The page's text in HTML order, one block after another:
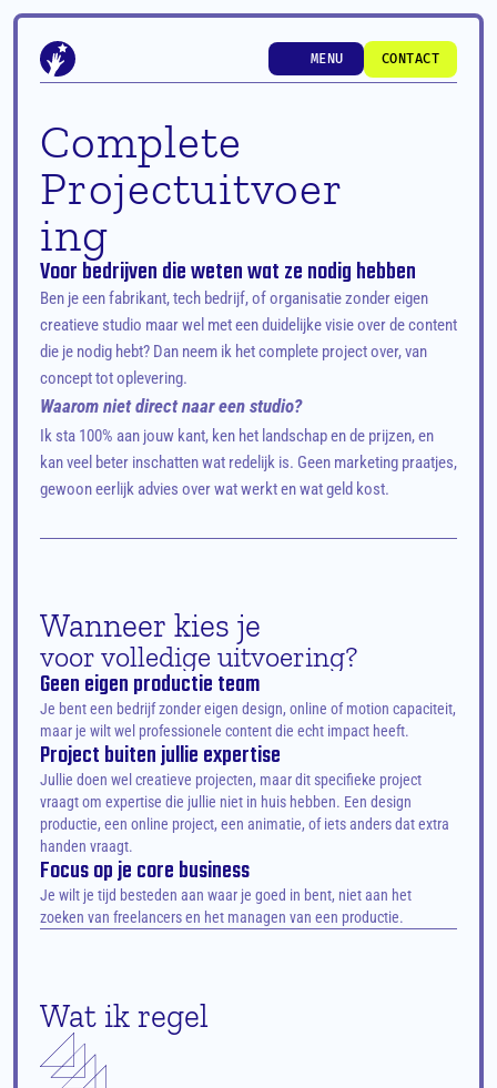
MENU
MENU
CONTACT
Complete
Projectuitvoer
ing
Voor bedrijven die weten wat ze nodig hebben
Ben je een fabrikant, tech bedrijf, of organisatie zonder eigen
creatieve studio maar wel met een duidelijke visie over de content
die je nodig hebt? Dan neem ik het complete project over, van
concept tot oplevering.
Waarom niet direct naar een studio?
Ik sta 100% aan jouw kant, ken het landschap en de prijzen, en
kan veel beter inschatten wat redelijk is. Geen marketing praatjes,
gewoon eerlijk advies over wat werkt en wat geld kost.
Wanneer kies je
voor volledige uitvoering?
Geen eigen productie team
Je bent een bedrijf zonder eigen design, online of motion capaciteit,
maar je wilt wel professionele content die echt impact heeft.
Project buiten jullie expertise
Jullie doen wel creatieve projecten, maar dit specifieke project
vraagt om expertise die jullie niet in huis hebben. Een design
productie, een online project, een animatie, of iets anders dat extra
handen vraagt.
Focus op je core business
Je wilt je tijd besteden aan waar je goed in bent, niet aan het
zoeken van freelancers en het managen van een productie.
Wat ik regel